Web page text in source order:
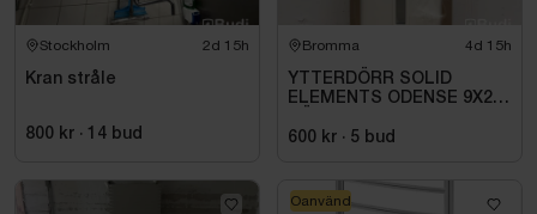
Stockholm 2d 15h
Kran stråle
800 kr · 14 bud
Bromma 4d 15h
YTTERDÖRR SOLID
ELEMENTS ODENSE 9X21
600 kr · 5 bud
Oanvänd